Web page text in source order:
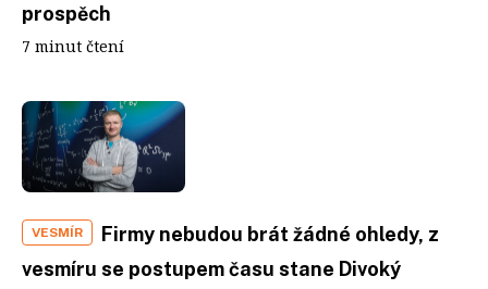
prospěch
7 minut čtení
VESMÍR
Firmy nebudou brát žádné ohledy, z
vesmíru se postupem času stane Divoký